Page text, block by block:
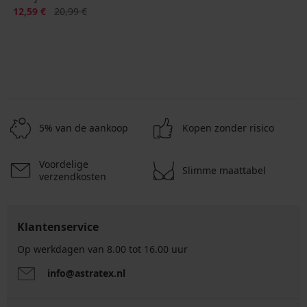
Korting
12,59 € Oorspronkelijke prijs
20,99 €
5% van de aankoop Kopen zonder risico
Voordelige
verzendkosten
Slimme maattabel
Klantenservice
Op werkdagen van 8.00 tot 16.00 uur
info@astratex.nl